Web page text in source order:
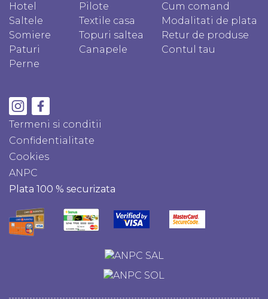
Hotel
Saltele
Somiere
Paturi
Perne
Pilote
Textile casa
Topuri saltea
Canapele
Cum comand
Modalitati de plata
Retur de produse
Contul tau
Termeni si conditii
Confidentialitate
Cookies
ANPC
Plata 100 % securizata